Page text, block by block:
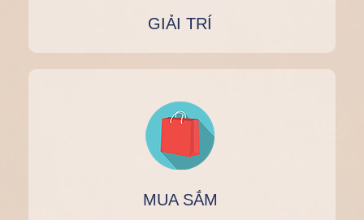
GIẢI TRÍ
MUA SẮM